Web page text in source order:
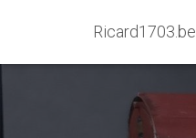
Ricard1703.be